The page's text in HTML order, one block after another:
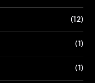
(12)
(1)
(1)